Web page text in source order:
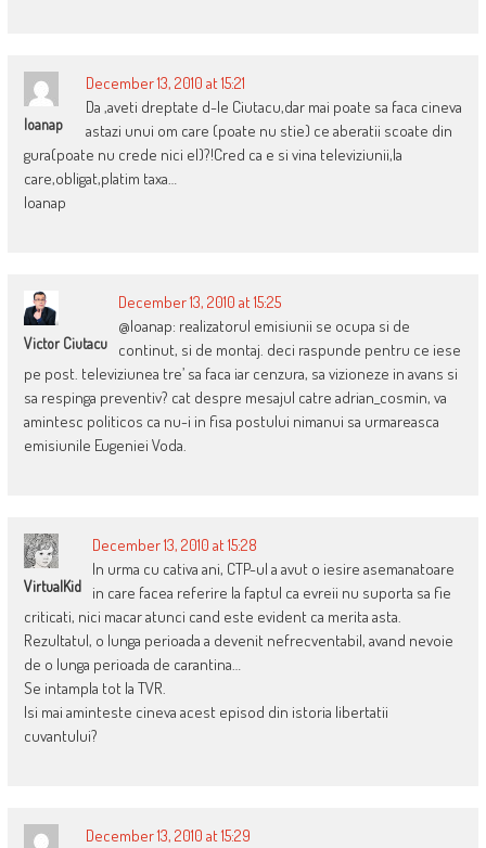
Ioanap
December 13, 2010 at 15:21
Da ,aveti dreptate d-le Ciutacu,dar mai poate sa faca cineva
astazi unui om care (poate nu stie) ce aberatii scoate din
gura(poate nu crede nici el)?!Cred ca e si vina televiziunii,la
care,obligat,platim taxa…
Ioanap
Victor Ciutacu
December 13, 2010 at 15:25
@Ioanap: realizatorul emisiunii se ocupa si de
continut, si de montaj. deci raspunde pentru ce iese
pe post. televiziunea tre’ sa faca iar cenzura, sa vizioneze in avans si
sa respinga preventiv? cat despre mesajul catre adrian_cosmin, va
amintesc politicos ca nu-i in fisa postului nimanui sa urmareasca
emisiunile Eugeniei Voda.
VirtualKid
December 13, 2010 at 15:28
In urma cu cativa ani, CTP-ul a avut o iesire asemanatoare
in care facea referire la faptul ca evreii nu suporta sa fie
criticati, nici macar atunci cand este evident ca merita asta.
Rezultatul, o lunga perioada a devenit nefrecventabil, avand nevoie
de o lunga perioada de carantina…
Se intampla tot la TVR.
Isi mai aminteste cineva acest episod din istoria libertatii
cuvantului?
December 13, 2010 at 15:29